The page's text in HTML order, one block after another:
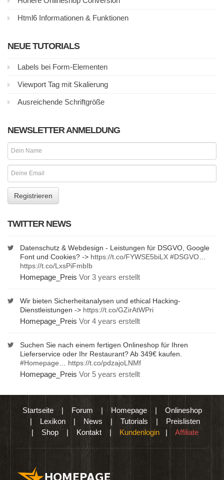
Html6 Informationen & Funktionen
NEUE TUTORIALS
Labels bei Form-Elementen
Viewport Tag mit Skalierung
Ausreichende Schriftgröße
NEWSLETTER ANMELDUNG
TWITTER NEWS
Datenschutz & Webdesign - Leistungen für DSGVO, Google
Font und Cookies? -> https://t.co/FYWSE5biLX #DSGVO
https://t.co/LxsPiFmbIb
Homepage_Preis Vor 3 years erstellt
Wir bieten Sicherheitanalysen und ethical Hacking-
Dienstleistungen -> https://t.co/GZirAtWPri
Homepage_Preis Vor 4 years erstellt
Suchen Sie nach einem fertigen Onlineshop für Ihren
Lieferservice oder Ihr Restaurant? Ab 349€ kaufen.
#Homepage
https://t.co/pdzajoLNMf
Homepage_Preis Vor 5 years erstellt
Startseite| Forum | Homepage| Onlineshop
| Lexikon | News | Tutorials | Preislisten
| Shop | Kontakt | Kundenlogin | Affiliate